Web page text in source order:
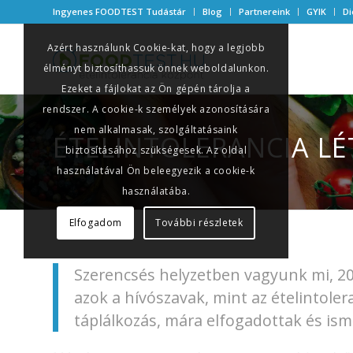
Ingyenes FOODTEST Tudástár Blog Partnereink GYIK
ÉTELINTOLERANCIA
Szerencsés helyzetben vagyunk mi,
azok a hívószavak, mint az
táplálkozás, mára elfogadottak és
Azért használunk Cookie-kat, hogy a legjobb
élményt biztosíthassuk önnek weboldalunkon.
Ezeket a fájlokat az Ön gépén tárolja a
rendszer. A cookie-k személyek azonosítására
nem alkalmasak, szolgáltatásaink
biztosításához szükségesek. Az oldal
használatával Ön beleegyezik a cookie-k
használatába.
Elfogadom További részletek